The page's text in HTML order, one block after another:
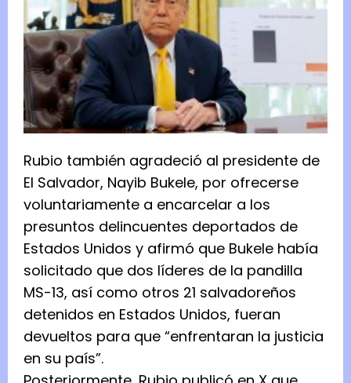
Rubio también agradeció al presidente de
El Salvador, Nayib Bukele, por ofrecerse
voluntariamente a encarcelar a los
presuntos delincuentes deportados de
Estados Unidos y afirmó que Bukele había
solicitado que dos líderes de la pandilla
MS-13, así como otros 21 salvadoreños
detenidos en Estados Unidos, fueran
devueltos para que “enfrentaran la justicia
en su país”.